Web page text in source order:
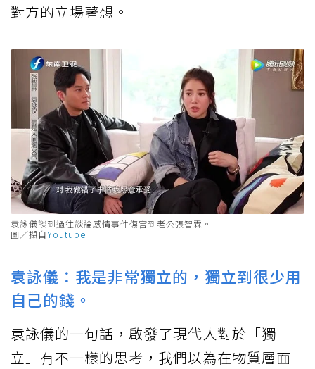
對方的立場著想。
袁詠儀談到過往談論感情事件傷害到老公張智霖。
圖／擷自Youtube
袁詠儀：我是非常獨立的，獨立到很少用
自己的錢。
袁詠儀的一句話，啟發了現代人對於「獨
立」有不一樣的思考，我們以為在物質層面